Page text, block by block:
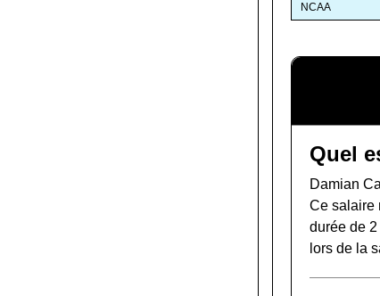
NCAA
Quel
Damian
Ce salaire
durée de
lors de la